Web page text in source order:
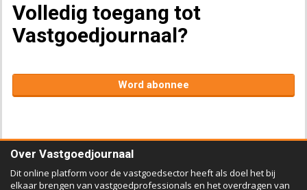
Volledig toegang tot
Vastgoedjournaal?
Word abonnee
Over Vastgoedjournaal
Dit online platform voor de vastgoedsector heeft als doel het bij
elkaar brengen van vastgoedprofessionals en het overdragen van